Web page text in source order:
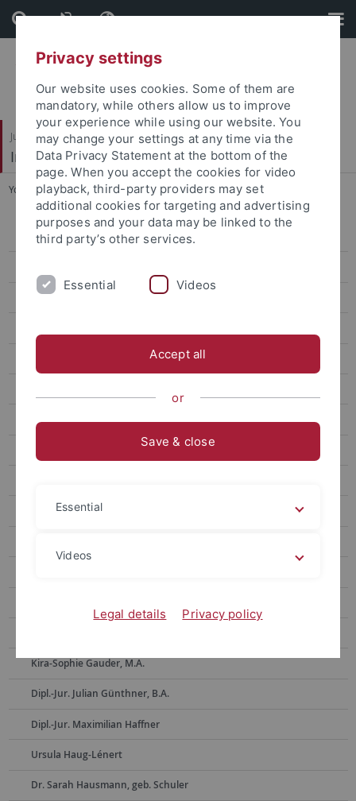
Skip
to
content
Skip
to
footer
Juristische Fakultät
Institut für Kriminologie
You are here: Startseite ... Dipl.- Jur. Jennifer Koch
Wissenschaft
Gäste
Dr. Barbara Bergmann
Dr. Klaus Bott
Kira-Sophie Gauder, M.A.
Dipl.-Jur. Julian Günthner, B.A.
Dipl.-Jur. Maximilian Haffner
Ursula Haug-Lénert
Dr. Sarah Hausmann, geb. Schuler
Privacy settings
Our website uses cookies. Some of them are
mandatory, while others allow us to improve
your experience while using our website. You
may change your settings at any time via the
Data Privacy Statement at the bottom of the
page. When you accept the cookies for video
playback, third-party providers may set
additional cookies for targeting and advertising
purposes and your data may be linked to the
third party’s other services.
Essential Videos
Accept all
or
Save & close
Essential
Videos
Legal details Privacy policy